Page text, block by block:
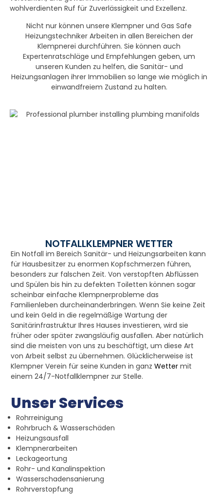
wohlverdienten Ruf für Zuverlässigkeit und Exzellenz.
Nicht nur können unsere Klempner und Gas Safe
Heizungstechniker Arbeiten in allen Bereichen der
Klempnerei durchführen. Sie können auch
Expertenratschläge und Empfehlungen geben, um
unseren Kunden zu helfen, die Sanitär- und
Heizungsanlagen ihrer Immobilien so lange wie möglich in
einwandfreiem Zustand zu halten.
NOTFALLKLEMPNER WETTER
Ein Notfall im Bereich Sanitär- und Heizungsarbeiten kann
für Hausbesitzer zu enormen Kopfschmerzen führen,
besonders zur falschen Zeit. Von verstopften Abflüssen
und Spülen bis hin zu defekten Toiletten können sogar
scheinbar einfache Klempnerprobleme das
Familienleben durcheinanderbringen. Wenn Sie keine Zeit
und kein Geld in die regelmäßige Wartung der
Sanitärinfrastruktur Ihres Hauses investieren, wird sie
früher oder später zwangsläufig ausfallen. Aber natürlich
sind die meisten von uns zu beschäftigt, um diese Art
von Arbeit selbst zu übernehmen. Glücklicherweise ist
Klempner Verein für seine Kunden in ganzWettermit
einem 24/7-Notfallklempner zur Stelle.
Unser Services
Rohrreinigung
Rohrbruch & Wasserschäden
Heizungsausfall
Klempnerarbeiten
Leckageortung
Rohr- und Kanalinspektion
Wasserschadensanierung
Rohrverstopfung